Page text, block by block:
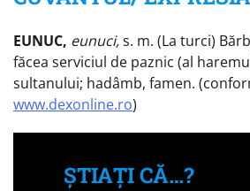
EUNUC, eunuci,s. m. (La turci)
făcea serviciul de paznic (al
sultanului; hadâmb, famen.
www.dexonline.ro)
ȘTIAȚI CĂ…?